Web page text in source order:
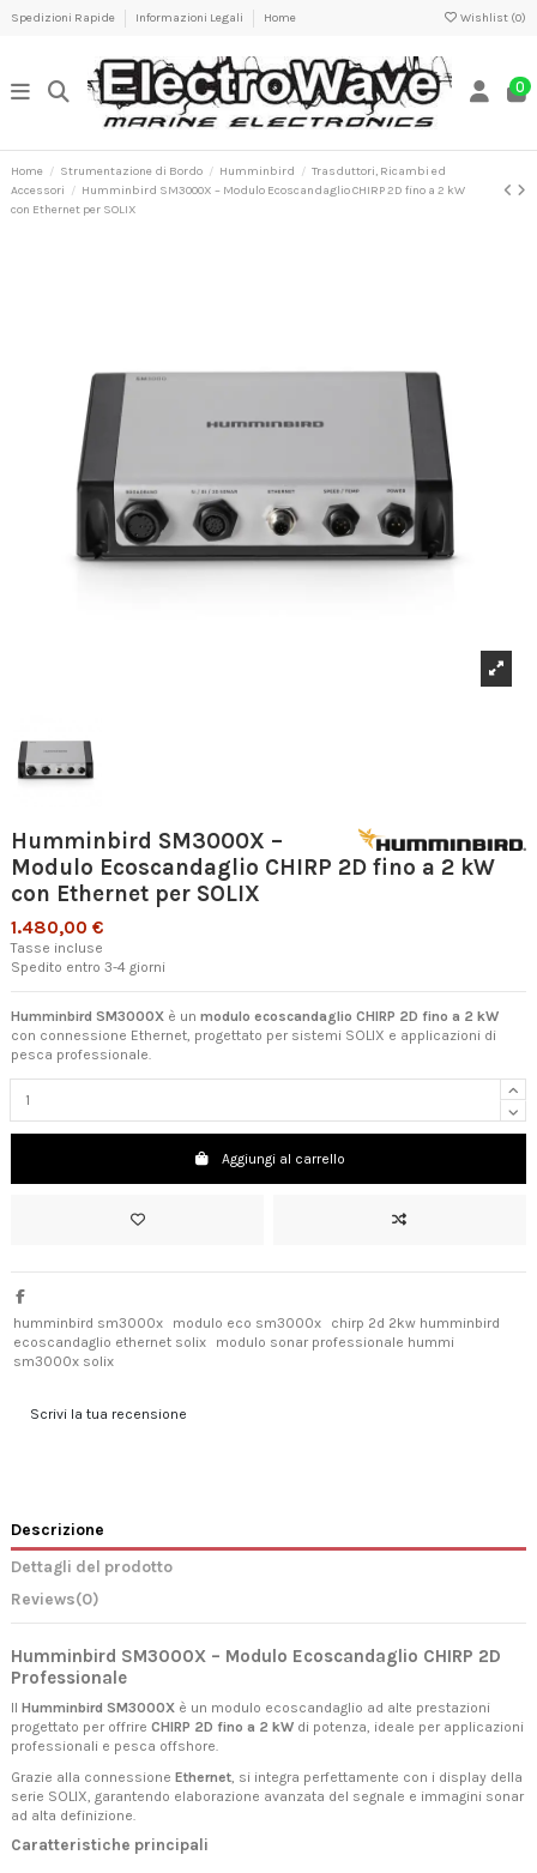
Spedizioni Rapide Informazioni Legali Home Wishlist (0)
0
Home Strumentazione di Bordo Humminbird
Trasduttori, Ricambi ed
Accessori
Humminbird SM3000X – Modulo Ecoscandaglio CHIRP 2D fino a 2 kW
con Ethernet per SOLIX
Humminbird SM3000X –
Modulo Ecoscandaglio CHIRP 2D fino a 2 kW
con Ethernet per SOLIX
1.480,00 €
Tasse incluse
Spedito entro 3-4 giorni
Humminbird SM3000X è un modulo ecoscandaglio CHIRP 2D fino a 2 kW
con connessione Ethernet, progettato per sistemi SOLIX e applicazioni di
pesca professionale.
Aggiungi al carrello
humminbird sm3000x modulo eco sm3000x
chirp 2d 2kw humminbird
ecoscandaglio ethernet solix
modulo sonar professionale hummi
sm3000x solix
Scrivi la tua recensione
Descrizione
Dettagli del prodotto
Reviews(0)
Humminbird SM3000X – Modulo Ecoscandaglio CHIRP 2D
Professionale
Il Humminbird SM3000X è un modulo ecoscandaglio ad alte prestazioni
progettato per offrire CHIRP 2D fino a 2 kW di potenza, ideale per applicazioni
professionali e pesca offshore.
Grazie alla connessione Ethernet, si integra perfettamente con i display della
serie SOLIX, garantendo elaborazione avanzata del segnale e immagini sonar
ad alta definizione.
Caratteristiche principali